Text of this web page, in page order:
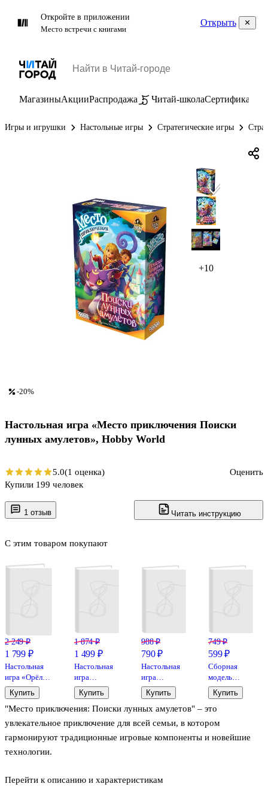
Откройте в приложении
Место встречи с книгами
Открыть
МагазиныАкцииРаспродажа Читай-школаСертификаты
Игры и игрушки Настольные игры Стратегические игры
+10
1 отзыв Читать инструкцию
"Место приключения: Поиски лунных амулетов" – это
увлекательное приключение для всей семьи, в котором
гармонируют традиционные игровые компоненты и новейшие
технологии.
Вас ожидают:
Перейти к описанию и характеристикам
С этим товаром покупают
2 249 ₽
1 799 ₽
Настольная
игра «Орёл
или решка
Мир»,
Геодом
Купить
1 874 ₽
1 499 ₽
Настольная
игра
«Миллионер
Classic V2»,
Origami
Купить
988 ₽
790 ₽
Настольная
игра
«Свинтус
Юный»,
Hobby World
Купить
749 ₽
599 ₽
Сборная
модель
«Пистолет»,
Чудо-Дерево
(80081)
Купить
-20%
Настольная игра «Место приключения Поиски
лунных амулетов», Hobby World
5.0(1 оценка)
Оценить
Купили 199 человек